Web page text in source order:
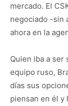
mercado. El
negociado -sin
ahora en la
Quien iba a
equipo ruso,
días sus
piensan en él y